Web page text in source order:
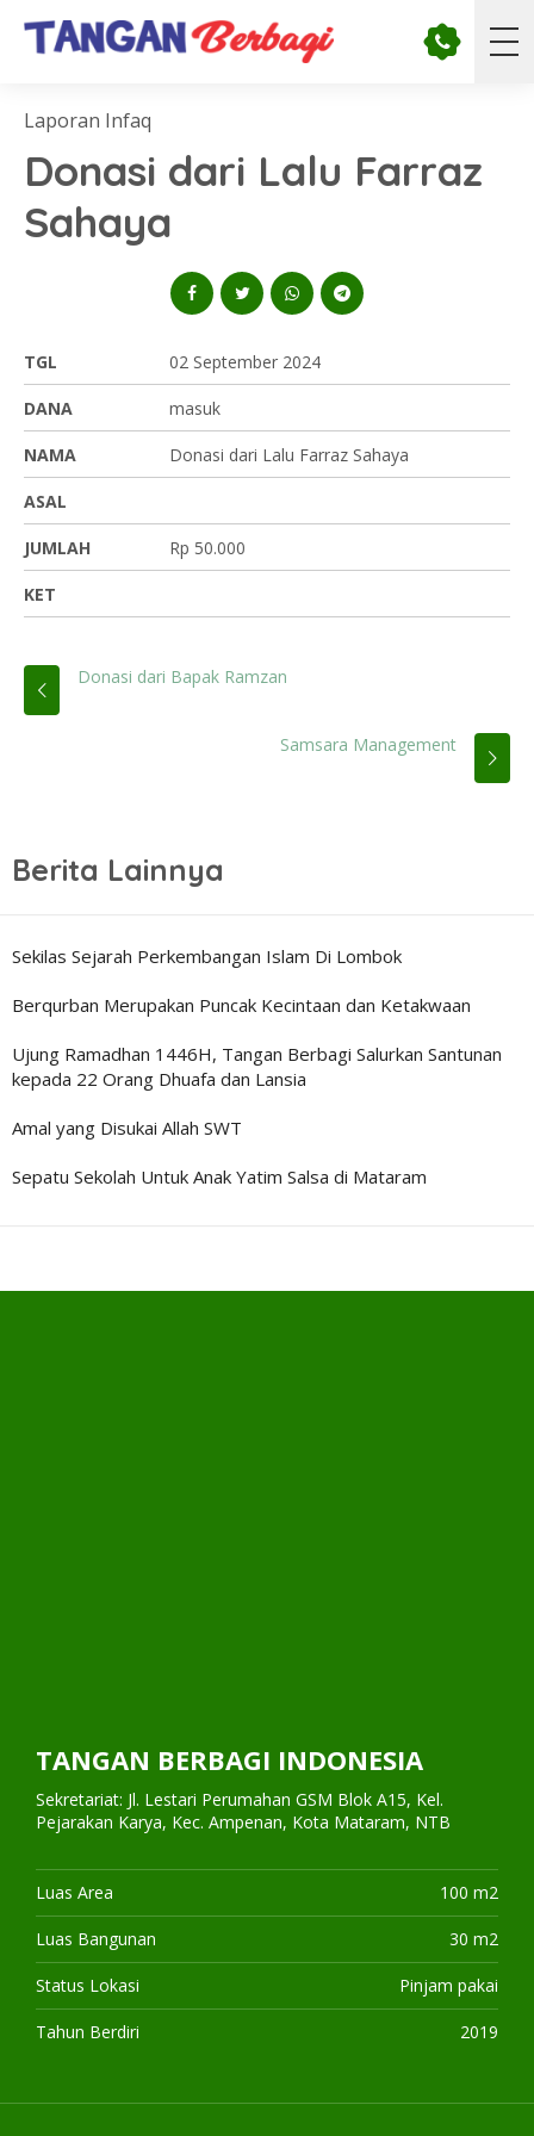
Laporan Infaq
Donasi dari Lalu Farraz
Sahaya
TGL 02 September 2024
DANA masuk
NAMA Donasi dari Lalu Farraz Sahaya
ASAL
JUMLAH Rp 50.000
KET
Donasi dari Bapak Ramzan
Samsara Management
Berita Lainnya
Sekilas Sejarah Perkembangan Islam Di Lombok
Berqurban Merupakan Puncak Kecintaan dan Ketakwaan
Ujung Ramadhan 1446H, Tangan Berbagi Salurkan Santunan
kepada 22 Orang Dhuafa dan Lansia
Amal yang Disukai Allah SWT
Sepatu Sekolah Untuk Anak Yatim Salsa di Mataram
TANGAN BERBAGI INDONESIA
Sekretariat: Jl. Lestari Perumahan GSM Blok A15, Kel.
Pejarakan Karya, Kec. Ampenan, Kota Mataram, NTB
Luas Area 100 m2
Luas Bangunan 30 m2
Status Lokasi Pinjam pakai
Tahun Berdiri 2019